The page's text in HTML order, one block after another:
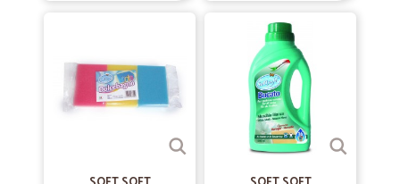
—Nicola Z.
ottima idea la spesa on line
ottima idea la spesa on line. Bisognerebbe pero 'utilizzare dei cartoni
un po piu' spessi per le confezioni per meglio proteggere il contenuto